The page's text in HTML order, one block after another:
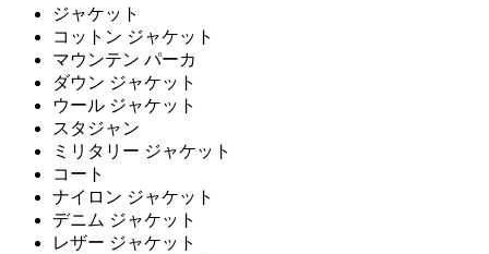
ジャケット
コットン ジャケット
マウンテン パーカ
ダウン ジャケット
ウール ジャケット
スタジャン
ミリタリー ジャケット
コート
ナイロン ジャケット
デニム ジャケット
レザー ジャケット